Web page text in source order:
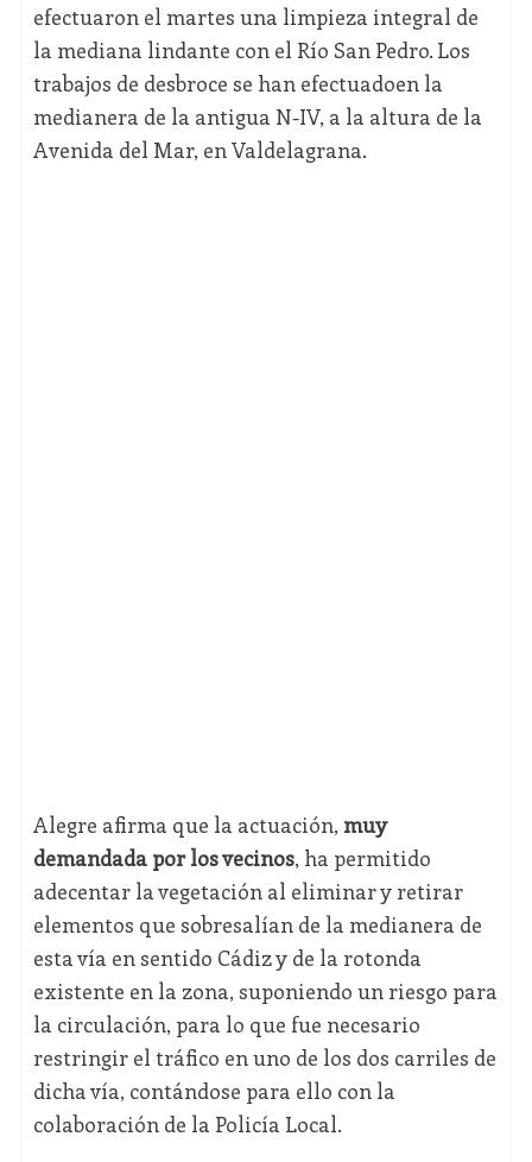
efectuaron el martes una limpieza integral de
la mediana lindante con el Río San Pedro. Los
trabajos de desbroce se han efectuadoen la
medianera de la antigua N-IV, a la altura de la
Avenida del Mar, en Valdelagrana.
Alegre afirma que la actuación, muy
demandada por los vecinos, ha permitido
adecentar la vegetación al eliminar y retirar
elementos que sobresalían de la medianera de
esta vía en sentido Cádiz y de la rotonda
existente en la zona, suponiendo un riesgo para
la circulación, para lo que fue necesario
restringir el tráfico en uno de los dos carriles de
dicha vía, contándose para ello con la
colaboración de la Policía Local.